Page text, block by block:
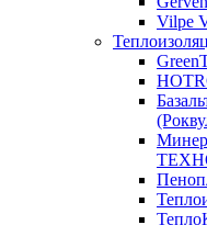
Vilpe